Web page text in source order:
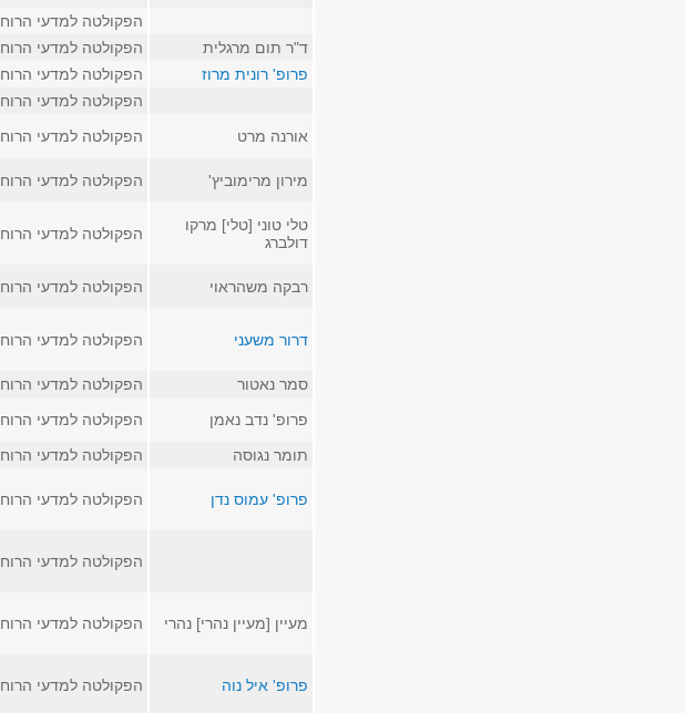
הפקולטה למדעי הרוח
ד"ר תום מרגלית
הפקולטה למדעי הרוח
פרופ' רונית מרוז
הפקולטה למדעי הרוח
הפקולטה למדעי הרוח
אורנה מרט
הפקולטה למדעי הרוח
מירון מרימוביץ'
הפקולטה למדעי הרוח
טלי טוני [טלי] מרקו
דולברג
הפקולטה למדעי הרוח
רבקה משהראוי הפקולטה למדעי הרוח
דרור משעני הפקולטה למדעי הרוח
סמר נאטור
הפקולטה למדעי הרוח
פרופ' נדב נאמן
הפקולטה למדעי הרוח
תומר נגוסה
הפקולטה למדעי הרוח
פרופ' עמוס נדן הפקולטה למדעי הרוח
הפקולטה למדעי הרוח
מעיין [מעיין נהרי] נהרי הפקולטה למדעי הרוח
פרופ' איל נוה הפקולטה למדעי הרוח